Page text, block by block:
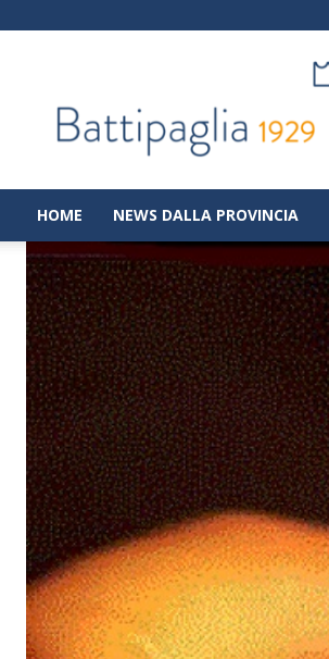
|
Notizie
dalla
città
di
HOME NEWS DALLA PROVINCIA